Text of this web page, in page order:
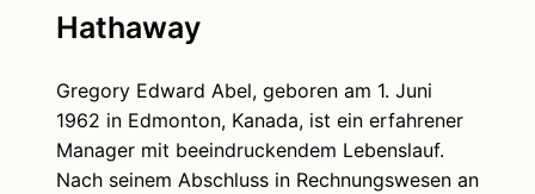
Hathaway
Gregory Edward Abel, geboren am 1. Juni
1962 in Edmonton, Kanada, ist ein erfahrener
Manager mit beeindruckendem Lebenslauf.
Nach seinem Abschluss in Rechnungswesen an